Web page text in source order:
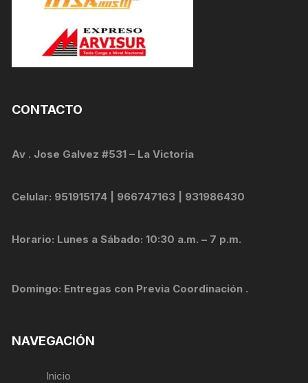
CONTACTO
Av . Jose Galvez #531 – La Victoria
Celular: 951915174 | 966747163 | 931986430
Horario: Lunes a Sábado: 10:30 a.m. – 7 p.m.
Domingo: Entregas con Previa Coordinación .
NAVEGACIÓN
Inicio